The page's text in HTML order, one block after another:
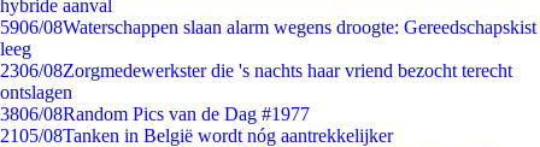
hybride aanval
5906/08Waterschappen slaan alarm wegens droogte: Gereedschapskist
leeg
2306/08Zorgmedewerkster die 's nachts haar vriend bezocht terecht
ontslagen
3806/08Random Pics van de Dag #1977
2105/08Tanken in België wordt nóg aantrekkelijker